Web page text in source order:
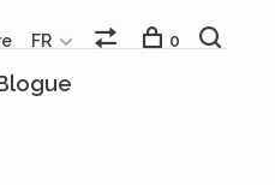
FR 0